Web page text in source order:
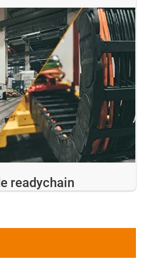
readychain